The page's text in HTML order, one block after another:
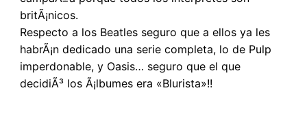
britÃ¡nicos.
Respecto a los Beatles seguro que a ellos ya les
habrÃ¡n dedicado una serie completa, lo de Pulp
imperdonable, y Oasis… seguro que el que
decidiÃ³ los Ã¡lbumes era «Blurista»!!